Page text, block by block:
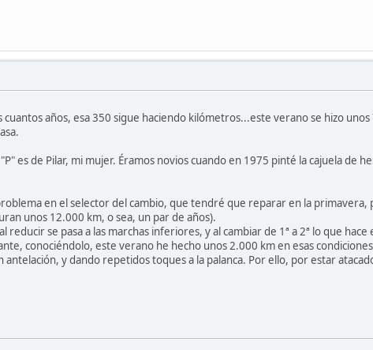
años, esa 350 sigue haciendo kilómetros...este verano se hizo
es de Pilar, mi mujer. Éramos novios cuando en 1975 pinté la cajuela de
en el selector del cambio, que tendré que reparar en la primavera,
unos 12.000 km, o sea, un par de años).
se pasa a las marchas inferiores, y al cambiar de 1ª a 2ª lo que hace
conociéndolo, este verano he hecho unos 2.000 km en esas
y dando repetidos toques a la palanca. Por ello, por estar